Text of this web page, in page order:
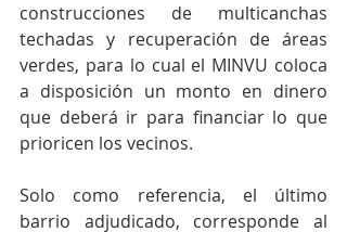
construcciones de multicanchas
techadas y recuperación de áreas
verdes, para lo cual el MINVU coloca
a disposición un monto en dinero
que deberá ir para financiar lo que
prioricen los vecinos.
Solo como referencia, el último
barrio adjudicado, corresponde al